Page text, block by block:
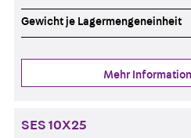
Gewicht je Lagermengeneinheit
Mehr
SES 10X25